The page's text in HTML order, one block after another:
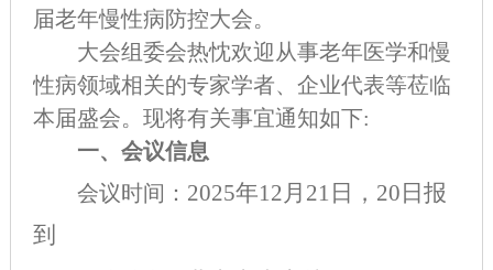
届老年慢性病防控大会。
大会组委会热忱欢迎从事老年医学和慢
性病领域相关的专家学者、 企业代表等莅临
本届盛会。 现将有关事宜通知如下:
一、 会议信息
会议时间 ： 2025年12月 21日，20日报
到